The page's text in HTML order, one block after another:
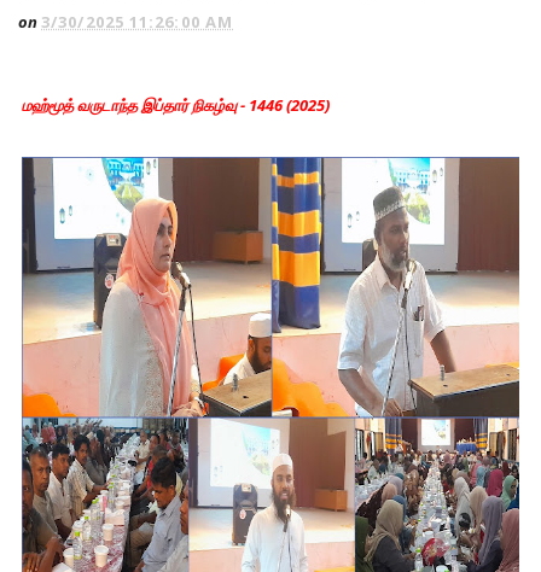
on3/30/2025 11:26:00 AM
மஹ்மூத் வருடாந்த இப்தார் நிகழ்வு - 1446 (2025)